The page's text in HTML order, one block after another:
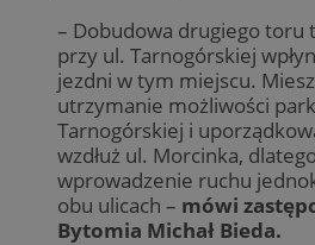
– Dobudowa drugiego toru
przy ul. Tarnogórskiej
jezdni w tym miejscu.
utrzymanie możliwości
Tarnogórskiej i
wzdłuż ul. Morcinka,
wprowadzenie ruchu
obu ulicach – mówi
Bytomia Michał Bieda.